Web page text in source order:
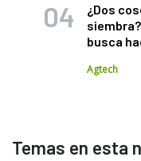
¿Dos
busca
Agtech
Temas en esta